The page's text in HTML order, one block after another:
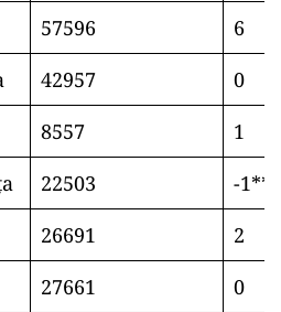
57596
6
42957
0
8557
1
22503
-1**
26691
2
27661
0